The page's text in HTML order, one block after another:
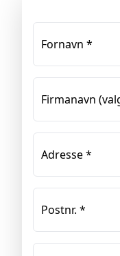
Fornavn *
Firmanavn
Adresse*
Postnr. *